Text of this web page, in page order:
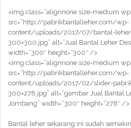
<img class=”alignnone size-medium
src=”http://pabrikbantalleher.com/wp-
content/uploads/2017/07/bantal-
300×300.jpg” alt=”Jual Bantal Leher
width=”300″ height=”300″ />
<img class=”alignnone size-medium
src=”http://pabrikbantalleher.com/wp-
content/uploads/2017/02/slider-
300×278.jpg” alt=”gambar Jual Bantal
Jombang” width=”300″ height=”278″ />
Bantal leher sekarang ini sudah